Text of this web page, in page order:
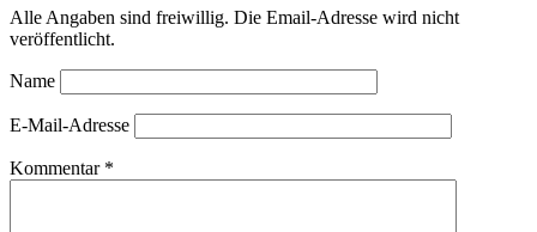
Alle Angaben sind freiwillig. Die Email-Adresse wird nicht
veröffentlicht.
Name
E-Mail-Adresse
Kommentar *